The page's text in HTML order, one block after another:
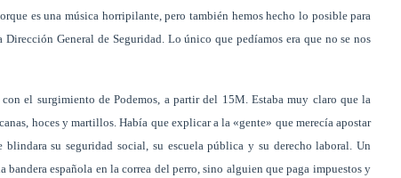
es una música horripilante, pero también hemos hecho lo posible para
General de Seguridad. Lo único que pedíamos era que no se nos
el surgimiento de Podemos, a partir del 15M. Estaba muy claro que la
hoces y martillos. Había que explicar a la «gente» que merecía apostar
su seguridad social, su escuela pública y su derecho laboral. Un
española en la correa del perro, sino alguien que paga impuestos y